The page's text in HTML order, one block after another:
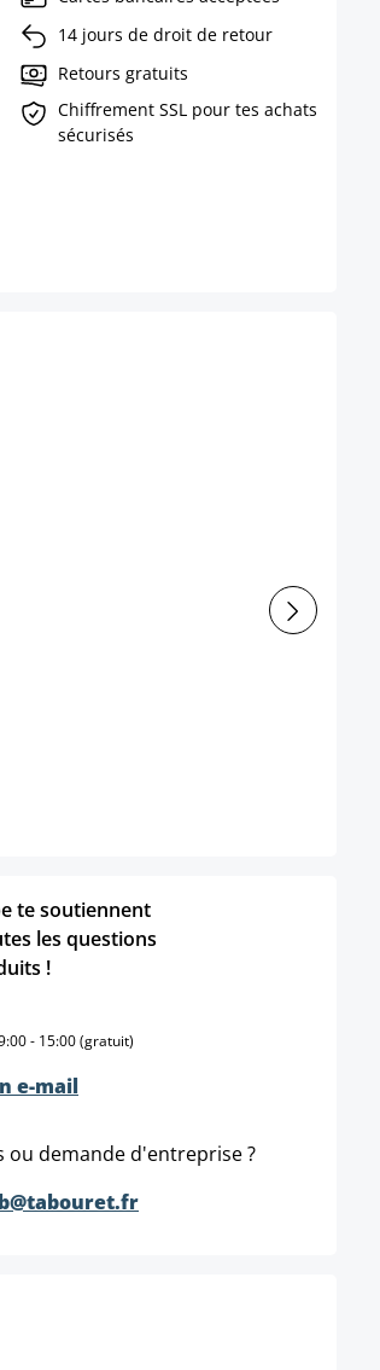
14 jours de droit de retour
Retours gratuits
Chiffrement SSL pour tes achats
sécurisés
te soutiennent
les questions
!
- 15:00 (gratuit)
e-mail
ou demande d'entreprise ?